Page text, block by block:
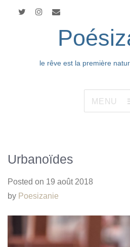
le rêve est la première
MENU
Urbanoïdes
Posted on 19 août 2018
by Poesizanie